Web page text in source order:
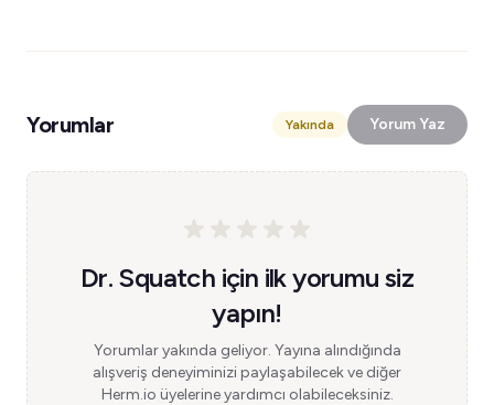
Yorumlar Yakında Yorum Yaz
Dr. Squatch için ilk yorumu siz
yapın!
Yorumlar yakında geliyor. Yayına alındığında
alışveriş deneyiminizi paylaşabilecek ve diğer
Herm.io üyelerine yardımcı olabileceksiniz.